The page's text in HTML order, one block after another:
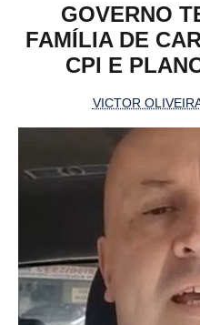
GOVERNO
FAMÍLIA DE
CPI E
VICTOR